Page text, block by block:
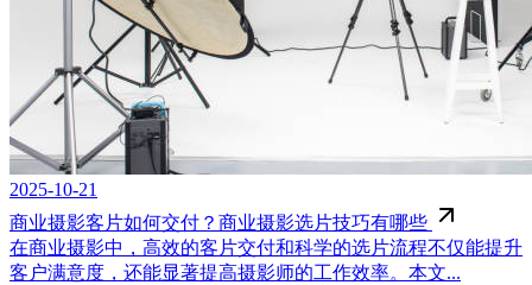
2025-10-21
商业摄影客片如何交付？商业摄影选片技巧有哪些
在商业摄影中，高效的客片交付和科学的选片流程不仅能提升
客户满意度，还能显著提高摄影师的工作效率。本文...